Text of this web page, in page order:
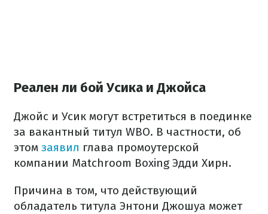
Реален ли бой Усика и Джойса
Джойс и Усик могут встретиться в поединке
за вакантный титул WBO. В частности, об
этом заявил глава промоутерской
компании Matchroom Boxing Эдди Хирн.
Причина в том, что действующий
обладатель титула Энтони Джошуа может